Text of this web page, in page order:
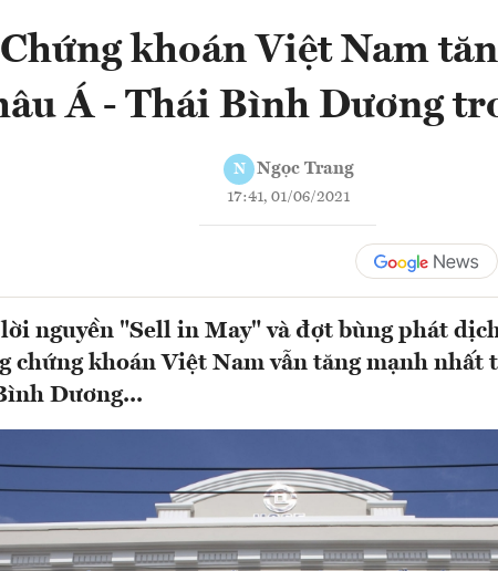
khoán Việt Nam
Á - Thái Bình Dương
N Ngọc Trang
17:41, 01/06/2021
nguyền "Sell in May" và đợt bùng phát
chứng khoán Việt Nam vẫn tăng mạnh nhất
Dương...